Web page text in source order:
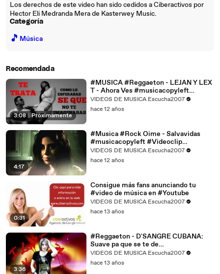
Los derechos de este video han sido cedidos a Ciberactivos por
Hector Eli Medranda Mera de Kasterwey Music.
Categoría
🎵 Música
Recomendada
3:08 | Próximamente
#MUSICA #Reggaeton - LEJAN Y LEX
T - Ahora Ves #musicacopyleft
#Videoclip promo Ciberactivos
VIDEOS DE MUSICA Escucha2007
hace 12 años
4:17
#Musica #Rock Oime - Salvavidas
#musicacopyleft #Videoclip
promocionado por Ciberactivos
VIDEOS DE MUSICA Escucha2007
hace 12 años
0:31
Consigue más fans anunciando tu
#video de música en #Youtube
VIDEOS DE MUSICA Escucha2007
hace 13 años
3:36
#Reggaeton - D'SANGRE CUBANA:
Suave pa que se te de
#musicacopyleft #Videos #Música
Ciberactivos
VIDEOS DE MUSICA Escucha2007
hace 13 años